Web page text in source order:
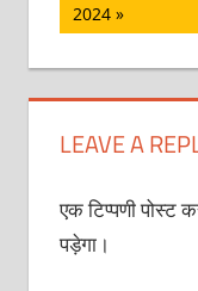
Post:
2024
LEAVE A
एक टिप्पणी
पड़ेगा।